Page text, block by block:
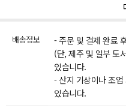
배송정보
- 주문 및 결제 완료
(단, 제주 및 일부 도
있습니다.
- 산지 기상이나 조
있습니다.